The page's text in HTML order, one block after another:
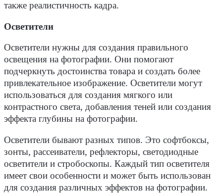
также реалистичность кадра.
Осветители
Осветители нужны для создания правильного
освещения на фотографии. Они помогают
подчеркнуть достоинства товара и создать более
привлекательное изображение. Осветители могут
использоваться для создания мягкого или
контрастного света, добавления теней или создания
эффекта глубины на фотографии.
Осветители бывают разных типов. Это софтбоксы,
зонты, рассеиватели, рефлекторы, светодиодные
осветители и стробоскопы. Каждый тип осветителя
имеет свои особенности и может быть использован
для создания различных эффектов на фотографии.